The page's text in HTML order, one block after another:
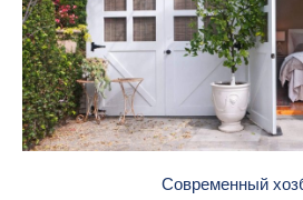
Современный